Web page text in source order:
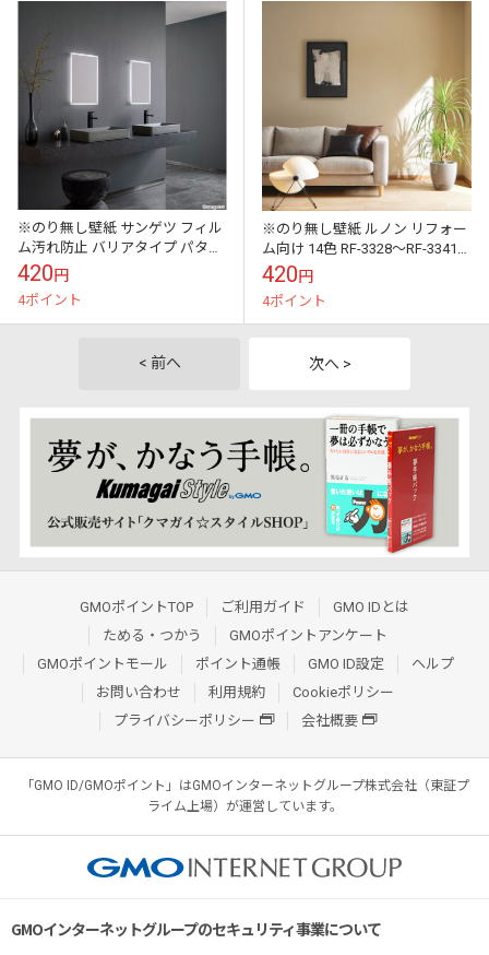
※のり無し壁紙 サンゲツ フィル
ム汚れ防止 バリアタイプ パター
ン 9色 TH34461～TH34469
FAITH（フェイス） ...
420円
4ポイント
※のり無し壁紙 ルノン リフォー
ム向け 14色 RF-3328～RF-3341
FRESH（フレッシュ） 2025-
2028 （購...
420円
4ポイント
< 前へ 次へ >
GMOポイントTOP ご利用ガイド
GMO IDとは
ためる・つかう
GMOポイントアンケート
GMOポイントモール
ポイント通帳 GMO ID設定
ヘルプ
お問い合わせ
利用規約
Cookieポリシー
プライバシーポリシー
会社概要
「GMO ID/GMOポイント」はGMOインターネットグループ株式会社（東証プ
ライム上場）が運営しています。
GMOインターネットグループのセキュリティ事業について